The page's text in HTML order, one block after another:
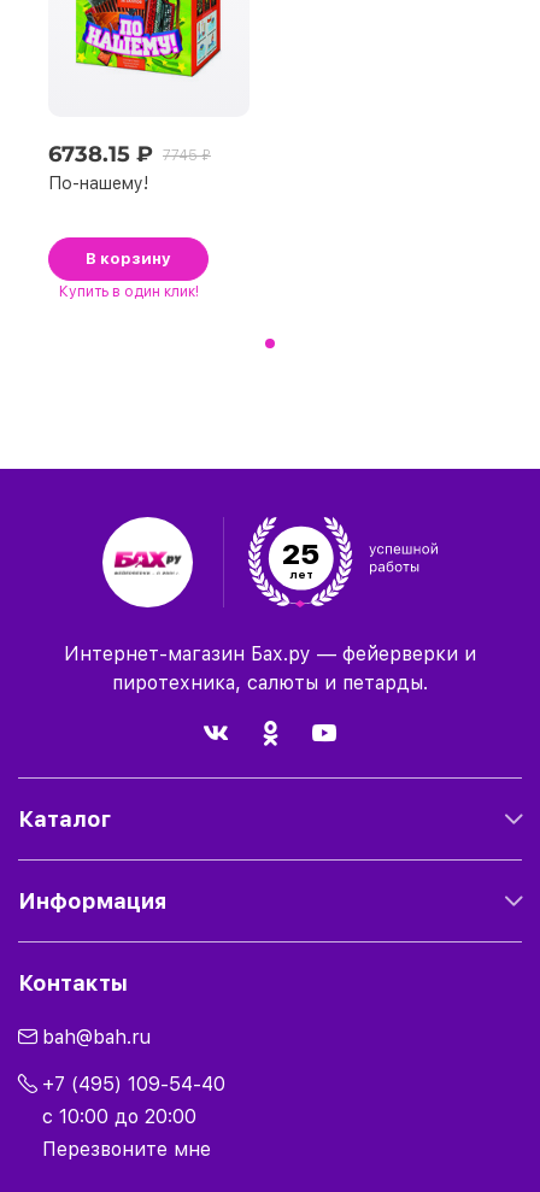
6738.15 ₽ 7745 ₽
По-нашему!
В корзину
Купить в один клик!
25
лет
Интернет-магазин Бах.ру — фейерверки и
пиротехника, салюты и петарды.
Каталог
Информация
Контакты
bah@bah.ru
+7 (495) 109-54-40
с 10:00 до 20:00
Перезвоните мне